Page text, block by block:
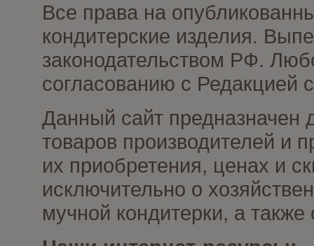
Все права на
кондитерские изделия.
законодательством РФ.
согласованию с Редакцией
Данный сайт предназначен
товаров производителей и
их приобретения, ценах и
исключительно о
мучной кондитерки, а